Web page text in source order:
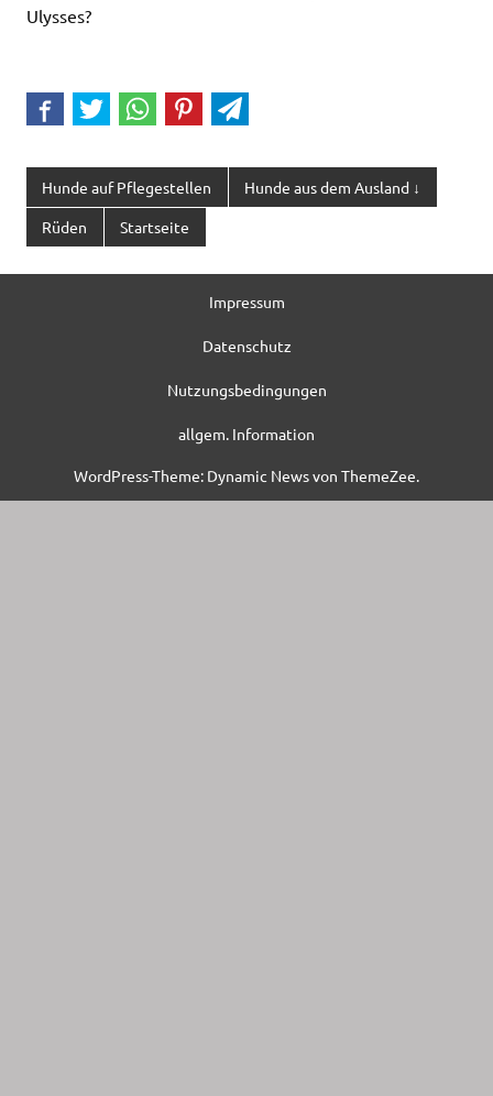
Ulysses?
Hunde auf Pflegestellen Hunde aus dem Ausland ↓
Rüden Startseite
Impressum
Datenschutz
Nutzungsbedingungen
allgem. Information
WordPress-Theme: Dynamic News von ThemeZee.